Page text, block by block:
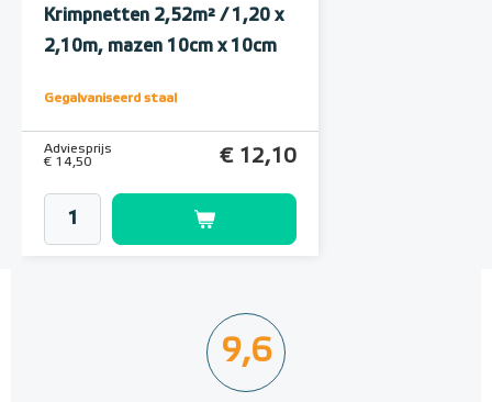
Krimpnetten 2,52m² / 1,20 x
2,10m, mazen 10cm x 10cm
Gegalvaniseerd staal
Adviesprijs
€ 14,50
€ 12,10
9,6